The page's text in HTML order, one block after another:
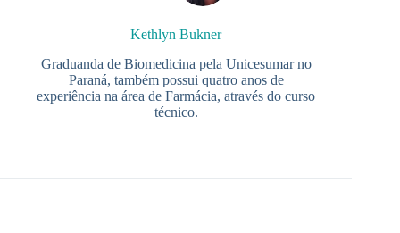
Kethlyn Bukner
Graduanda de Biomedicina pela Unicesumar no
Paraná, também possui quatro anos de
experiência na área de Farmácia, através do curso
técnico.